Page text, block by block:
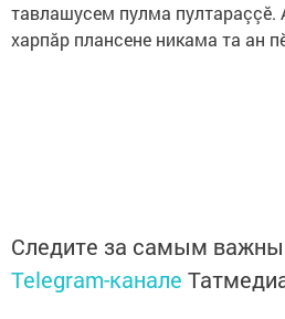
тавлашусем пулма пултараççӗ.
харпăр плансене никама та ан
Следите за самым
Telegram-канале